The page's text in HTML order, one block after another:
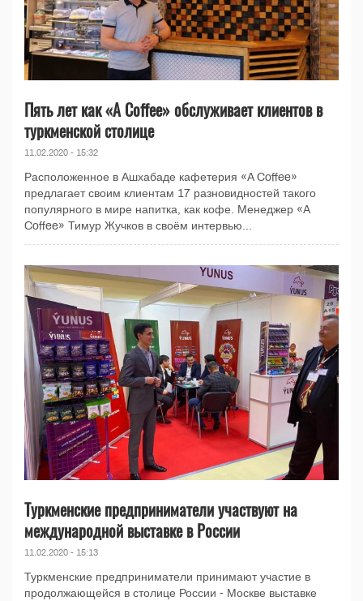
Пять лет как «A Coffee» обслуживает клиентов в
туркменской столице
11.02.2020 - 15:32
Расположенное в Ашхабаде кафетерия «A Coffee»
предлагает своим клиентам 17 разновидностей такого
популярного в мире напитка, как кофе. Менеджер «A
Coffee» Тимур Жучков в своём интервью...
Туркменские предприниматели участвуют на
международной выставке в России
11.02.2020 - 15:13
Туркменские предприниматели принимают участие в
продолжающейся в столице России - Москве выставке